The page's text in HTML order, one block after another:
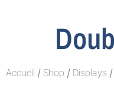
Accueil / Shop / Displays